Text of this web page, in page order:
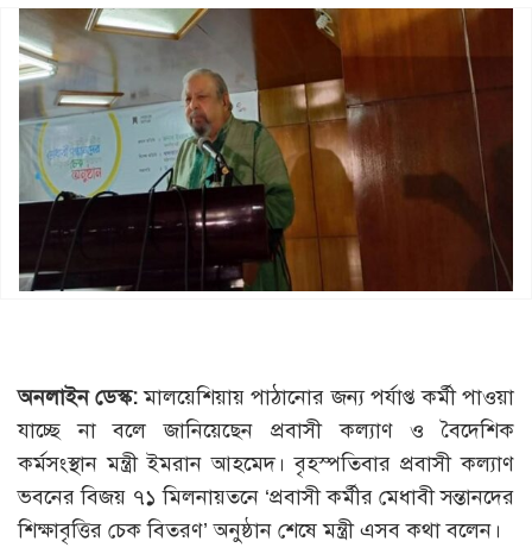
অনলাইন ডেস্ক:মালয়েশিয়ায় পাঠানোর জন্য পর্যাপ্ত কর্মী পাওয়া
যাচ্ছে না বলে জানিয়েছেন প্রবাসী কল্যাণ ও বৈদেশিক
কর্মসংস্থান মন্ত্রী ইমরান আহমেদ। বৃহস্পতিবার প্রবাসী কল্যাণ
ভবনের বিজয় ৭১ মিলনায়তনে ‘প্রবাসী কর্মীর মেধাবী সন্তানদের
শিক্ষাবৃত্তির চেক বিতরণ’ অনুষ্ঠান শেষে মন্ত্রী এসব কথা বলেন।